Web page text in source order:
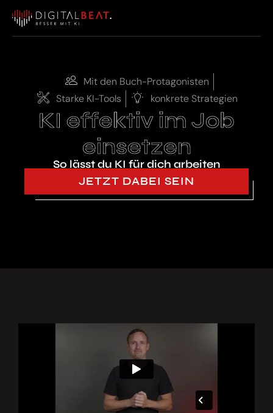
Mit den Buch-Protagonisten
Starke KI-Tools
konkrete Strategien
KI effektiv im Job
einsetzen
So lässt du KI für dich arbeiten
JETZT DABEI SEIN